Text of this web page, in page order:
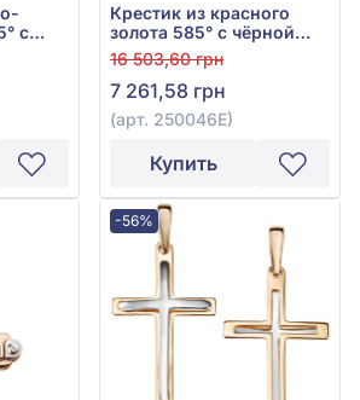
с
Крестик из красного
золота 585° с чёрной
эмалью, арт. 250046Е
16 503,60 грн
7 261,58 грн
(арт. 250046Е)
Купить
-56%